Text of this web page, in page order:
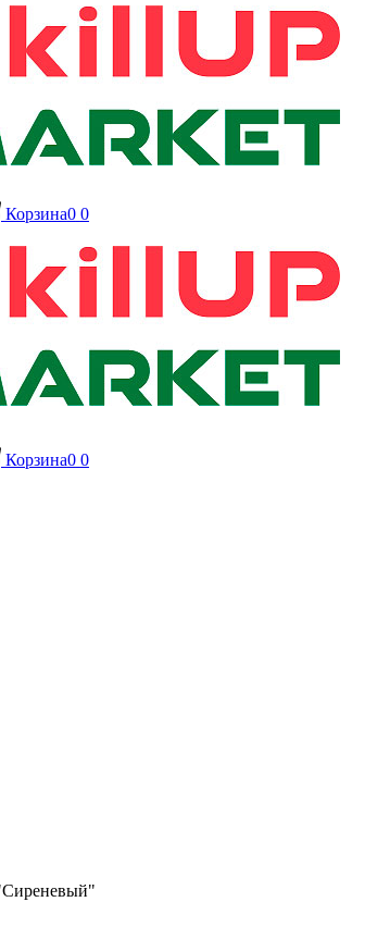
Корзина0 0
Корзина0 0